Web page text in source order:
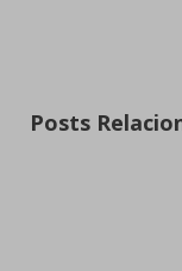
Posts